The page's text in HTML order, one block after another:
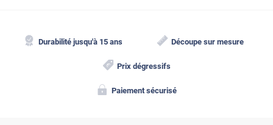
Durabilité jusqu'à 15 ans Découpe sur mesure
Prix dégressifs
Paiement sécurisé